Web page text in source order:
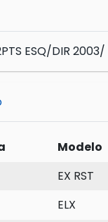
ESQ/DIR 2003/
Modelo
EX RST
ELX